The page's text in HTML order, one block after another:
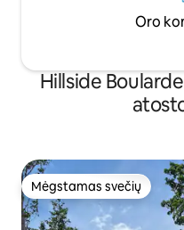
Oro
Hillside
Mėgstamas svečių
Mėgstamas svečių